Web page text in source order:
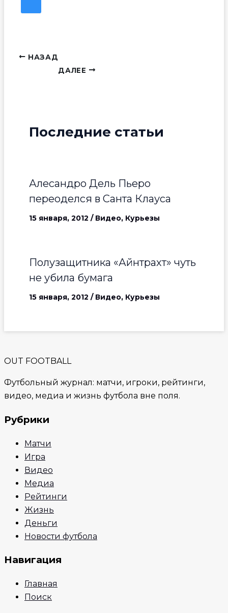
НАЗАД
ДАЛЕЕ
Последние статьи
Алесандро Дель Пьеро
переоделся в Санта Клауса
15 января, 2012 / Видео, Курьезы
Полузащитника «Айнтрахт» чуть
не убила бумага
15 января, 2012 / Видео, Курьезы
OUT FOOTBALL
Футбольный журнал: матчи, игроки, рейтинги,
видео, медиа и жизнь футбола вне поля.
Рубрики
Матчи
Игра
Видео
Медиа
Рейтинги
Жизнь
Деньги
Новости футбола
Навигация
Главная
Поиск